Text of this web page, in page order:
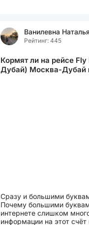
Ванилевна Наталья
Рейтинг: 445
Кормят ли на рейсе
Дубай) Москва-Дубай
Сразу и большими
Почему большими
интернете слишком
информации на этот